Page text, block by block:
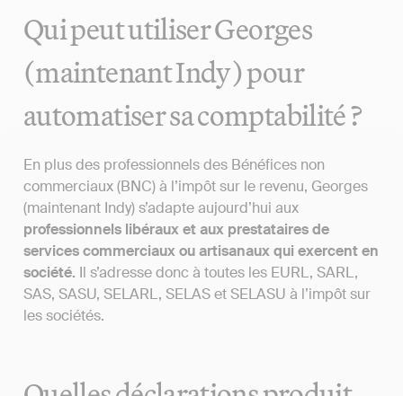
Qui peut utiliser Georges
(maintenant Indy) pour
automatiser sa comptabilité ?
En plus des professionnels des Bénéfices non
commerciaux (BNC) à l’impôt sur le revenu, Georges
(maintenant Indy) s’adapte aujourd’hui aux
professionnels libéraux et aux prestataires de
services commerciaux ou artisanaux qui exercent en
société. Il s’adresse donc à toutes les EURL, SARL,
SAS, SASU, SELARL, SELAS et SELASU à l’impôt sur
les sociétés.